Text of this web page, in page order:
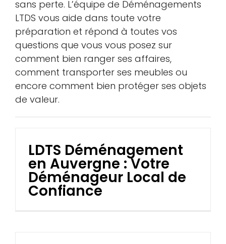
sans perte. L’équipe de Déménagements
LTDS vous aide dans toute votre
préparation et répond à toutes vos
questions que vous vous posez sur
comment bien ranger ses affaires,
comment transporter ses meubles ou
encore comment bien protéger ses objets
de valeur.
LDTS Déménagement
en Auvergne : Votre
Déménageur Local de
Confiance